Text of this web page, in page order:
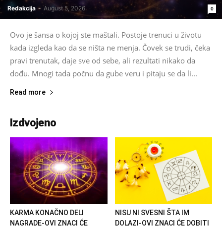
Redakcija - August 5, 2026 0
Ovo je šansa o kojoj ste maštali. Postoje trenuci u životu
kada izgleda kao da se ništa ne menja. Čovek se trudi, čeka
pravi trenutak, daje sve od sebe, ali rezultati nikako da
dođu. Mnogi tada počnu da gube veru i pitaju se da li...
Read more
Izdvojeno
KARMA KONAČNO DELI
NAGRADE-OVI ZNACI ĆE
NISU NI SVESNI ŠTA IM
DOLAZI-OVI ZNACI ĆE DOBITI